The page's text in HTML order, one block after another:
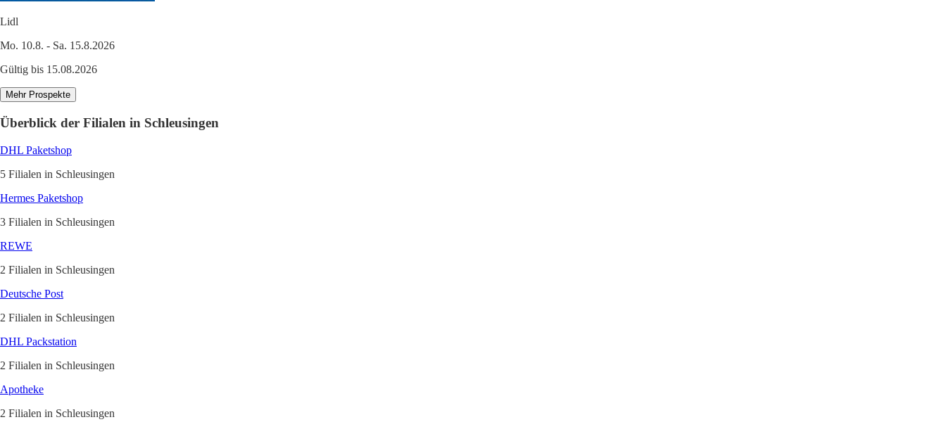
Lidl
Mo. 10.8. - Sa. 15.8.2026
Gültig bis 15.08.2026
Mehr Prospekte
Überblick der Filialen in Schleusingen
DHL Paketshop
5 Filialen in Schleusingen
Hermes Paketshop
3 Filialen in Schleusingen
REWE
2 Filialen in Schleusingen
Deutsche Post
2 Filialen in Schleusingen
DHL Packstation
2 Filialen in Schleusingen
Apotheke
2 Filialen in Schleusingen